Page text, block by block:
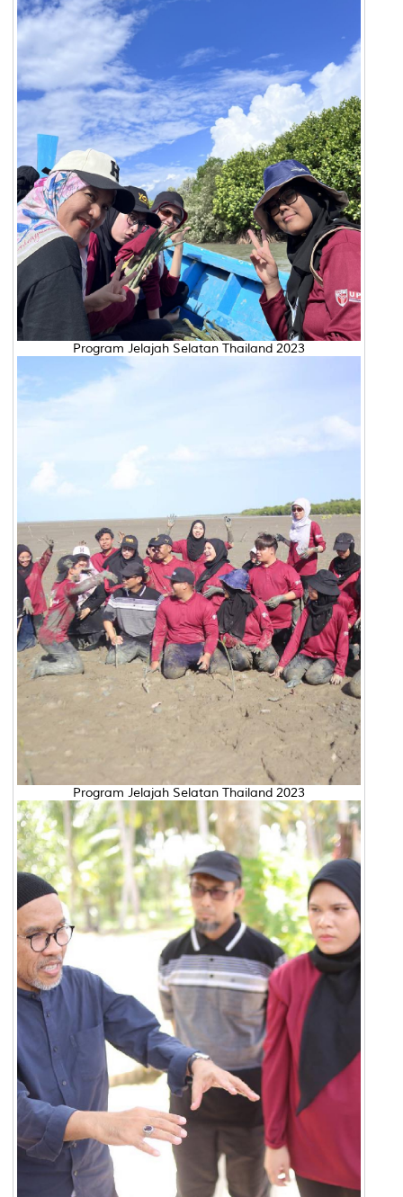
Program Jelajah Selatan Thailand 2023
Program Jelajah Selatan Thailand 2023